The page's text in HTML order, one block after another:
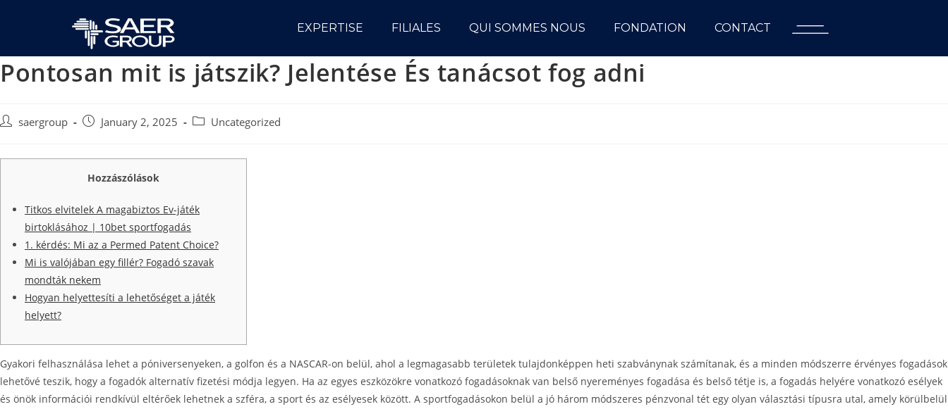
EXPERTISE FILIALES QUI SOMMES NOUS FONDATION CONTACT
Pontosan mit is játszik? Jelentése És tanácsot fog adni
saergroup January 2, 2025 Uncategorized
Hozzászólások
Titkos elvitelek A magabiztos Ev-játék
birtoklásához | 10bet sportfogadás
1. kérdés: Mi az a Permed Patent Choice?
Mi is valójában egy fillér? Fogadó szavak
mondták nekem
Hogyan helyettesíti a lehetőséget a játék
helyett?
Gyakori felhasználása lehet a póniversenyeken, a golfon és a NASCAR-on belül, ahol a legmagasabb területek tulajdonképpen heti szabványnak számítanak, és a minden módszerre érvényes fogadások
lehetővé teszik, hogy a fogadók alternatív fizetési módja legyen. Ha az egyes eszközökre vonatkozó fogadásoknak van belső nyereményes fogadása és belső tétje is, a fogadás helyére vonatkozó esélyek
és önök információi rendkívül eltérőek lehetnek a szféra, a sport és az esélyesek között. A sportfogadásokon belül a jó három módszeres pénzvonal tét egy olyan választási típusra utal, amely körülbelül